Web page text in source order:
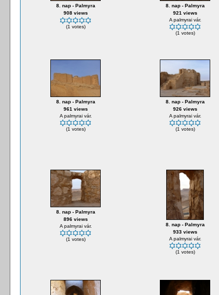
8. nap - Palmyra
908 views
(1 votes)
8. nap - Palmyra
921 views
A palmyrai vár.
(1 votes)
8. nap - Palmyra
961 views
A palmyrai vár.
(1 votes)
8. nap - Palmyra
926 views
A palmyrai vár.
(1 votes)
8. nap - Palmyra
896 views
A palmyrai vár.
(1 votes)
8. nap - Palmyra
933 views
A palmyrai vár.
(1 votes)